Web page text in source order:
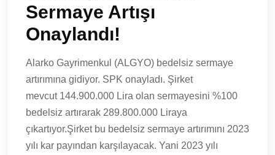
Sermaye Artışı
Onaylandı!
Alarko Gayrimenkul (ALGYO) bedelsiz sermaye
artırımına gidiyor. SPK onayladı. Şirket
mevcut 144.900.000 Lira olan sermayesini %100
bedelsiz artırarak 289.800.000 Liraya
çıkartıyor.Şirket bu bedelsiz sermaye artırımını 2023
yılı kar payından karşılayacak. Yani 2023 yılı